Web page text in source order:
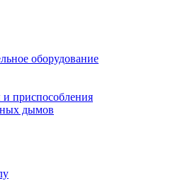
оборудование
приспособления
дымов